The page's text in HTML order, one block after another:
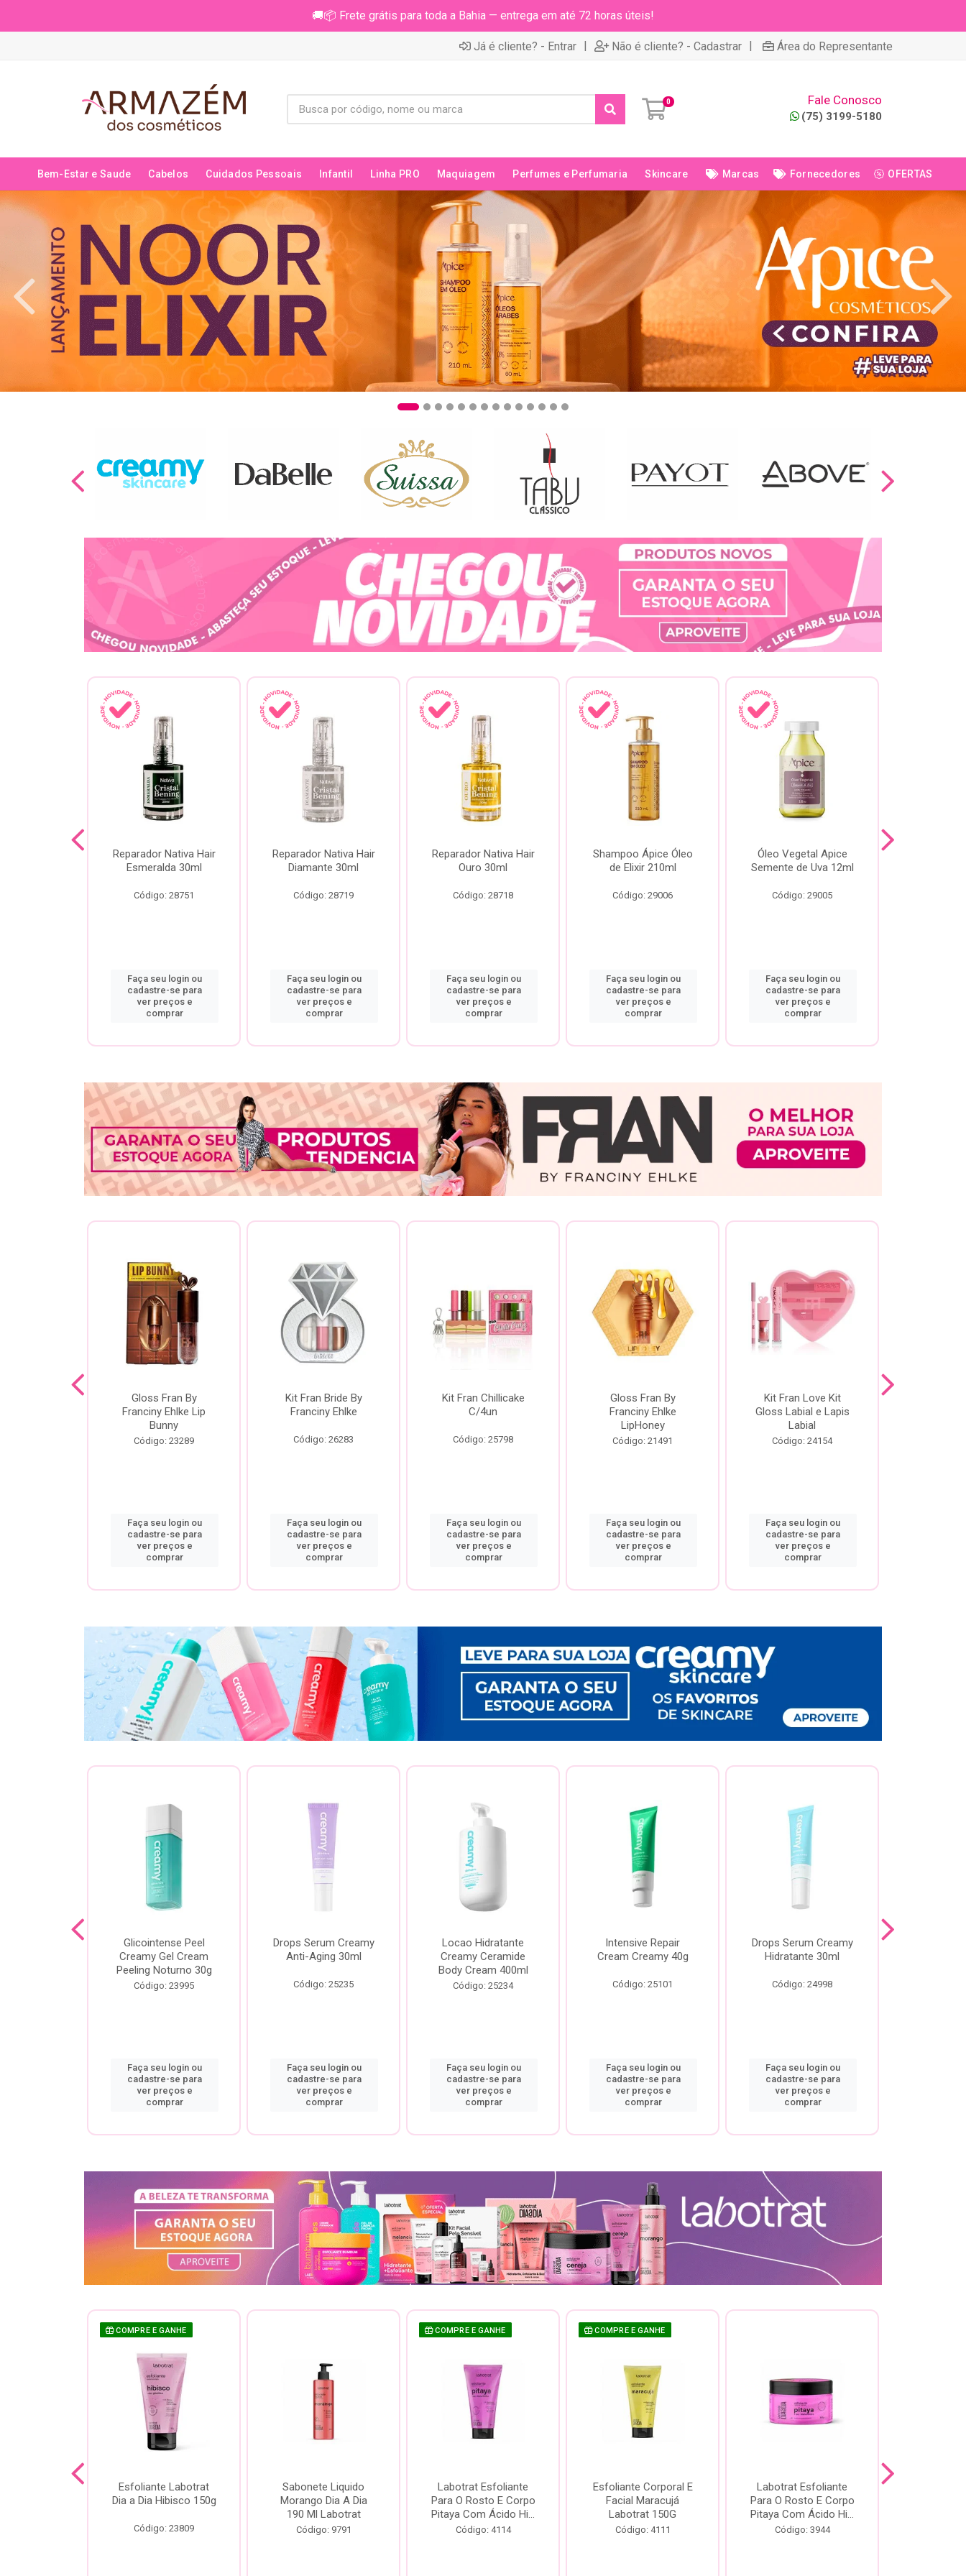
🚚📦 Frete grátis para toda a Bahia — entrega em até 72 horas úteis!
Já é cliente? - Entrar | Não é cliente? - Cadastrar | Área do Representante
0 Fale Conosco
(75) 3199-5180
Bem-Estar e Saude Cabelos Cuidados Pessoais Infantil Linha PRO Maquiagem Perfumes e Perfumaria Skincare Marcas Fornecedores OFERTAS
Reparador Nativa Hair
Esmeralda 30ml
Código: 28751
Faça seu login ou
cadastre-se para
ver preços e
comprar
Reparador Nativa Hair
Diamante 30ml
Código: 28719
Faça seu login ou
cadastre-se para
ver preços e
comprar
Reparador Nativa Hair
Ouro 30ml
Código: 28718
Faça seu login ou
cadastre-se para
ver preços e
comprar
Shampoo Ápice Óleo
de Elixir 210ml
Código: 29006
Faça seu login ou
cadastre-se para
ver preços e
comprar
Óleo Vegetal Apice
Semente de Uva 12ml
Código: 29005
Faça seu login ou
cadastre-se para
ver preços e
comprar
Gloss Fran By
Franciny Ehlke Lip
Bunny
Código: 23289
Faça seu login ou
cadastre-se para
ver preços e
comprar
Kit Fran Bride By
Franciny Ehlke
Código: 26283
Faça seu login ou
cadastre-se para
ver preços e
comprar
Kit Fran Chillicake
C/4un
Código: 25798
Faça seu login ou
cadastre-se para
ver preços e
comprar
Gloss Fran By
Franciny Ehlke
LipHoney
Código: 21491
Faça seu login ou
cadastre-se para
ver preços e
comprar
Kit Fran Love Kit
Gloss Labial e Lapis
Labial
Código: 24154
Faça seu login ou
cadastre-se para
ver preços e
comprar
Glicointense Peel
Creamy Gel Cream
Peeling Noturno 30g
Código: 23995
Faça seu login ou
cadastre-se para
ver preços e
comprar
Drops Serum Creamy
Anti-Aging 30ml
Código: 25235
Faça seu login ou
cadastre-se para
ver preços e
comprar
Locao Hidratante
Creamy Ceramide
Body Cream 400ml
Código: 25234
Faça seu login ou
cadastre-se para
ver preços e
comprar
Intensive Repair
Cream Creamy 40g
Código: 25101
Faça seu login ou
cadastre-se para
ver preços e
comprar
Drops Serum Creamy
Hidratante 30ml
Código: 24998
Faça seu login ou
cadastre-se para
ver preços e
comprar
COMPRE E GANHE
Esfoliante Labotrat
Dia a Dia Hibisco 150g
Código: 23809
Sabonete Liquido
Morango Dia A Dia
190 Ml Labotrat
Código: 9791
COMPRE E GANHE
Labotrat Esfoliante
Para O Rosto E Corpo
Pitaya Com Ácido Hi...
Código: 4114
COMPRE E GANHE
Esfoliante Corporal E
Facial Maracujá
Labotrat 150G
Código: 4111
Labotrat Esfoliante
Para O Rosto E Corpo
Pitaya Com Ácido Hi...
Código: 3944